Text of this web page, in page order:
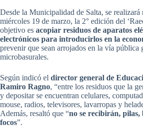
Desde la Municipalidad de Salta, se realizará
miércoles 19 de marzo, la 2° edición del
objetivo es acopiar residuos de aparatos
electrónicos para introducirlos en la
prevenir que sean arrojados en la vía pública
microbasurales.
Según indicó el director general de
Ramiro Ragno, “entre los residuos que la
y depositar se encuentran celulares,
mouse, radios, televisores, lavarropas y
Además, resaltó que “no se recibirán, pilas,
focos”.